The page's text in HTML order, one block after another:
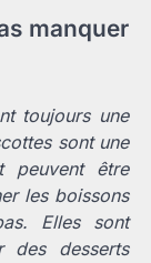
manquer
toujours une
sont une
peuvent être
les boissons
Elles sont
des desserts